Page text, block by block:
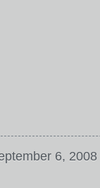
6, 2008